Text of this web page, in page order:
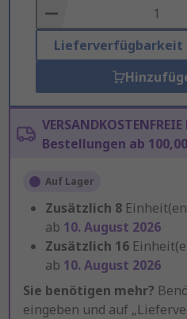
Basket
Lieferverfügbarkeit
Bestellungen ab
Auf Lager
Zusätzlich 8
ab 10. August 2026
Zusätzlich 16
ab 10. August 2026
Sie benötigen mehr?
eingeben und auf